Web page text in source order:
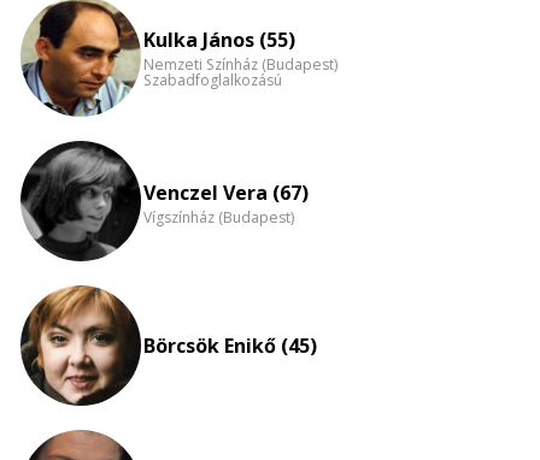
Kulka János (55)
Nemzeti Színház (Budapest)
Szabadfoglalkozású
Venczel Vera (67)
Vígszínház (Budapest)
Börcsök Enikő (45)